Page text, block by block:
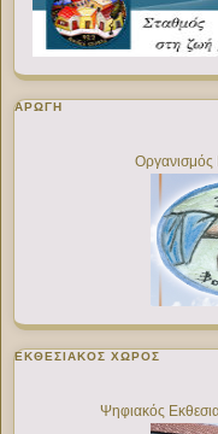
ΑΡΩΓΗ
ΕΚΘΕΣΙΑΚΌΣ ΧΏΡΟΣ
Ψηφιακός